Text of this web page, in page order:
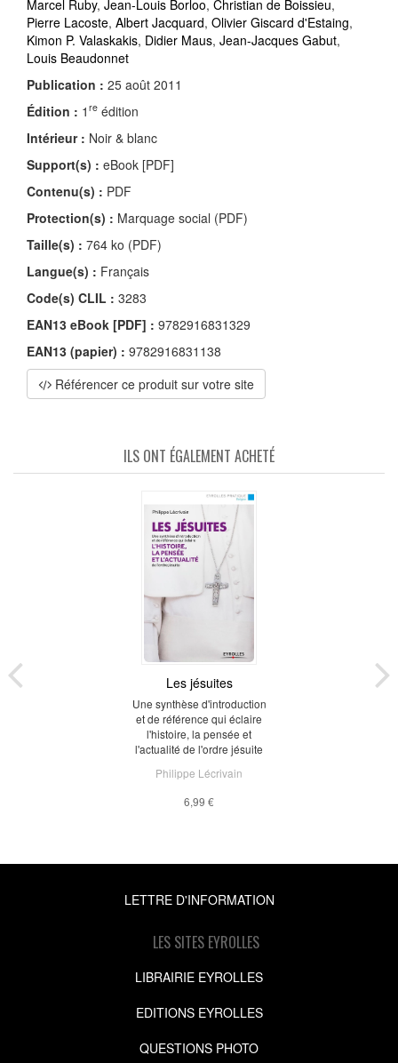
Marcel Ruby, Jean-Louis Borloo, Christian de Boissieu,
Pierre Lacoste, Albert Jacquard, Olivier Giscard d'Estaing,
Kimon P. Valaskakis, Didier Maus, Jean-Jacques Gabut,
Louis Beaudonnet
Publication : 25 août 2011
Édition : 1 re édition
Intérieur : Noir & blanc
Support(s) : eBook [PDF]
Contenu(s) : PDF
Protection(s) : Marquage social (PDF)
Taille(s) : 764 ko (PDF)
Langue(s) : Français
Code(s) CLIL : 3283
EAN13 eBook [PDF] : 9782916831329
EAN13 (papier) : 9782916831138
Référencer ce produit sur votre site
ILS ONT ÉGALEMENT ACHETÉ
Les jésuites
Une synthèse d'introduction
et de référence qui éclaire
l'histoire, la pensée et
l'actualité de l'ordre jésuite
Philippe Lécrivain
6,99 €
LETTRE D'INFORMATION
LES SITES EYROLLES
LIBRAIRIE EYROLLES
EDITIONS EYROLLES
QUESTIONS PHOTO